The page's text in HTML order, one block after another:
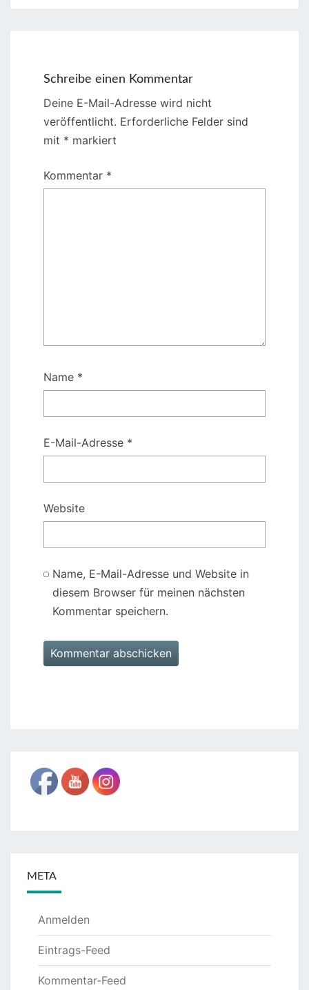
Schreibe einen Kommentar
Deine E-Mail-Adresse wird nicht
veröffentlicht. Erforderliche Felder sind
mit * markiert
Kommentar *
Name *
E-Mail-Adresse *
Website
Name, E-Mail-Adresse und Website in
diesem Browser für meinen nächsten
Kommentar speichern.
META
Anmelden
Eintrags-Feed
Kommentar-Feed